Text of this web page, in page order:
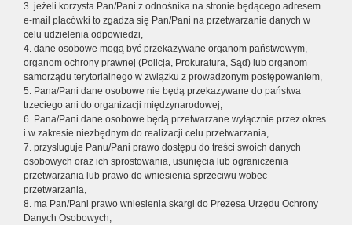
3. jeżeli korzysta Pan/Pani z odnośnika na stronie będącego adresem
e-mail placówki to zgadza się Pan/Pani na przetwarzanie danych w
celu udzielenia odpowiedzi,
4. dane osobowe mogą być przekazywane organom państwowym,
organom ochrony prawnej (Policja, Prokuratura, Sąd) lub organom
samorządu terytorialnego w związku z prowadzonym postępowaniem,
5. Pana/Pani dane osobowe nie będą przekazywane do państwa
trzeciego ani do organizacji międzynarodowej,
6. Pana/Pani dane osobowe będą przetwarzane wyłącznie przez okres
i w zakresie niezbędnym do realizacji celu przetwarzania,
7. przysługuje Panu/Pani prawo dostępu do treści swoich danych
osobowych oraz ich sprostowania, usunięcia lub ograniczenia
przetwarzania lub prawo do wniesienia sprzeciwu wobec
przetwarzania,
8. ma Pan/Pani prawo wniesienia skargi do Prezesa Urzędu Ochrony
Danych Osobowych,